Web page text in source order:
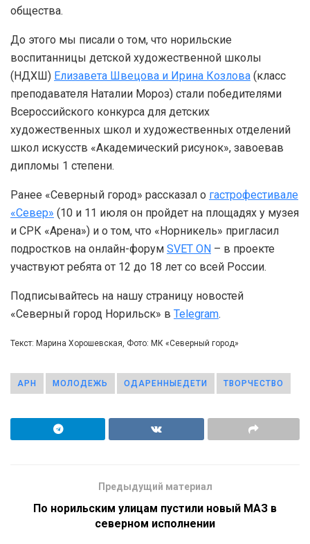
общества.
До этого мы писали о том, что норильские
воспитанницы детской художественной школы
(НДХШ) Елизавета Швецова и Ирина Козлова (класс
преподавателя Наталии Мороз) стали победителями
Всероссийского конкурса для детских
художественных школ и художественных отделений
школ искусств «Академический рисунок», завоевав
дипломы 1 степени.
Ранее «Северный город» рассказал о гастрофестивале
«Север» (10 и 11 июля он пройдет на площадях у музея
и СРК «Арена») и о том, что «Норникель» пригласил
подростков на онлайн-форум SVET ON – в проекте
участвуют ребята от 12 до 18 лет со всей России.
Подписывайтесь на нашу страницу новостей
«Северный город Норильск» в Telegram.
Текст: Марина Хорошевская, Фото: МК «Северный город»
АРН МОЛОДЕЖЬ ОДАРЕННЫЕДЕТИ ТВОРЧЕСТВО
Предыдущий материал
По норильским улицам пустили новый МАЗ в
северном исполнении